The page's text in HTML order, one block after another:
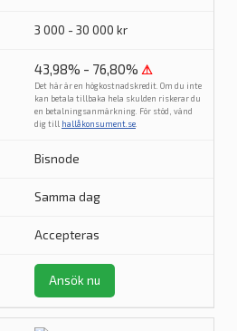
3 000 - 30 000 kr
43,98% - 76,80% ⚠
Det här är en högkostnadskredit. Om du inte
kan betala tillbaka hela skulden riskerar du
en betalningsanmärkning. För stöd, vänd
dig till hallåkonsument.se
Bisnode
Samma dag
Accepteras
Ansök nu